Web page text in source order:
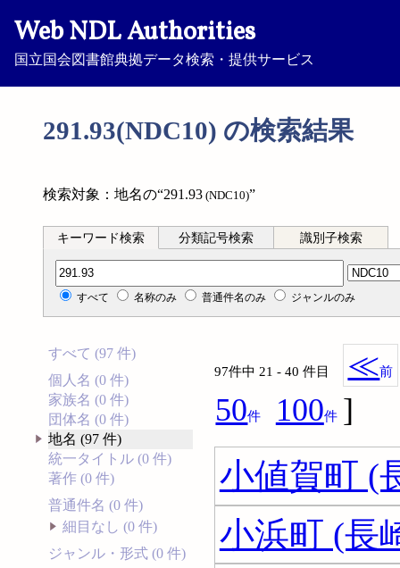
Web NDL Authorities
国立国会図書館典拠データ検索・提供サービス
291.93(NDC10) の検索結果
検索対象：地名の“291.93 (NDC10)”
キーワード検索 分類記号検索 識別子検索
分類記号検索
すべて 名称のみ 普通件名のみ ジャンルのみ
すべて (97 件)
個人名 (0 件)
家族名 (0 件)
団体名 (0 件)
地名 (97 件)
統一タイトル (0 件)
著作 (0 件)
普通件名 (0 件)
細目なし (0 件)
ジャンル・形式 (0 件)
97件中 21 - 40 件目 ≪前
50件 100件 ]
小値賀町 (
小浜町 (長